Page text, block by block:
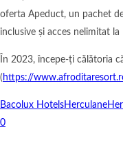
oferta Apeduct, un pachet
inclusive și acces nelimitat
În 2023, începe-ți călătoria
( https://
Bacolux HotelsHerculane
0